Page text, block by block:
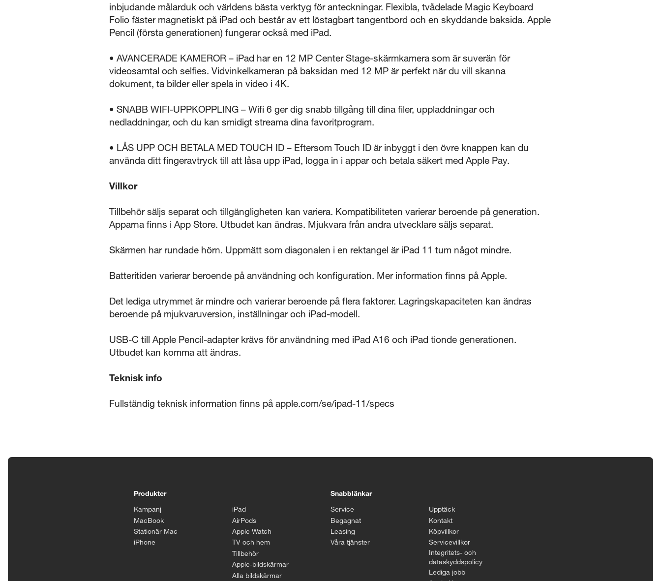
inbjudande målarduk och världens bästa verktyg för anteckningar. Flexibla, tvådelade Magic Keyboard
Folio fäster magnetiskt på iPad och består av ett löstagbart tangentbord och en skyddande baksida. Apple
Pencil (första generationen) fungerar också med iPad.
• AVANCERADE KAMEROR – iPad har en 12 MP Center Stage-skärmkamera som är suverän för
videosamtal och selfies. Vidvinkelkameran på baksidan med 12 MP är perfekt när du vill skanna
dokument, ta bilder eller spela in video i 4K.
• SNABB WIFI-UPPKOPPLING – Wifi 6 ger dig snabb tillgång till dina filer, uppladdningar och
nedladdningar, och du kan smidigt streama dina favoritprogram.
• LÅS UPP OCH BETALA MED TOUCH ID – Eftersom Touch ID är inbyggt i den övre knappen kan du
använda ditt fingeravtryck till att låsa upp iPad, logga in i appar och betala säkert med Apple Pay.
Villkor
Tillbehör säljs separat och tillgängligheten kan variera. Kompatibiliteten varierar beroende på generation.
Apparna finns i App Store. Utbudet kan ändras. Mjukvara från andra utvecklare säljs separat.
Skärmen har rundade hörn. Uppmätt som diagonalen i en rektangel är iPad 11 tum något mindre.
Batteritiden varierar beroende på användning och konfiguration. Mer information finns på Apple.
Det lediga utrymmet är mindre och varierar beroende på flera faktorer. Lagringskapaciteten kan ändras
beroende på mjukvaruversion, inställningar och iPad-modell.
USB-C till Apple Pencil-adapter krävs för användning med iPad A16 och iPad tionde generationen.
Utbudet kan komma att ändras.
Teknisk info
Fullständig teknisk information finns på apple.com/se/ipad-11/specs
Produkter
Kampanj
MacBook
Stationär Mac
iPhone
iPad
AirPods
Apple Watch
TV och hem
Tillbehör
Apple-bildskärmar
Alla bildskärmar
Snabblänkar
Service
Begagnat
Leasing
Våra tjänster
Upptäck
Kontakt
Köpvillkor
Servicevillkor
Integritets- och
dataskyddspolicy
Lediga jobb